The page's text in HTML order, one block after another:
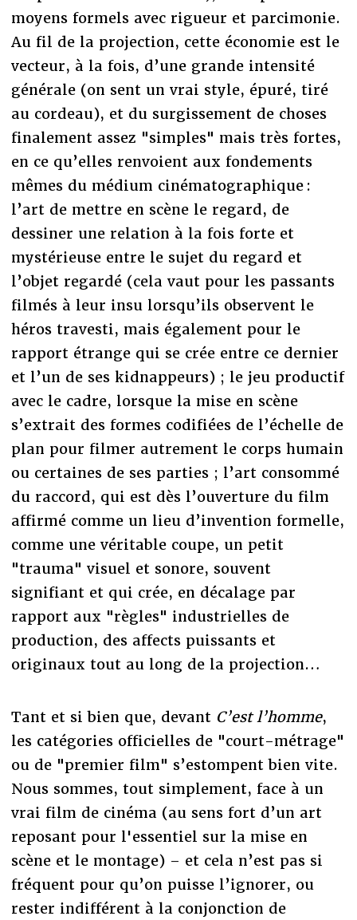
moyens formels avec rigueur et parcimonie.
Au fil de la projection, cette économie est le
vecteur, à la fois, d’une grande intensité
générale (on sent un vrai style, épuré, tiré
au cordeau), et du surgissement de choses
finalement assez "simples" mais très fortes,
en ce qu’elles renvoient aux fondements
mêmes du médium cinématographique :
l’art de mettre en scène le regard, de
dessiner une relation à la fois forte et
mystérieuse entre le sujet du regard et
l’objet regardé (cela vaut pour les passants
filmés à leur insu lorsqu’ils observent le
héros travesti, mais également pour le
rapport étrange qui se crée entre ce dernier
et l’un de ses kidnappeurs) ; le jeu productif
avec le cadre, lorsque la mise en scène
s’extrait des formes codifiées de l’échelle de
plan pour filmer autrement le corps humain
ou certaines de ses parties ; l’art consommé
du raccord, qui est dès l’ouverture du film
affirmé comme un lieu d’invention formelle,
comme une véritable coupe, un petit
"trauma" visuel et sonore, souvent
signifiant et qui crée, en décalage par
rapport aux "règles" industrielles de
production, des affects puissants et
originaux tout au long de la projection…
Tant et si bien que, devant C’est l’homme,
les catégories officielles de "court-métrage"
ou de "premier film" s’estompent bien vite.
Nous sommes, tout simplement, face à un
vrai film de cinéma (au sens fort d’un art
reposant pour l'essentiel sur la mise en
scène et le montage) – et cela n’est pas si
fréquent pour qu’on puisse l’ignorer, ou
rester indifférent à la conjonction de